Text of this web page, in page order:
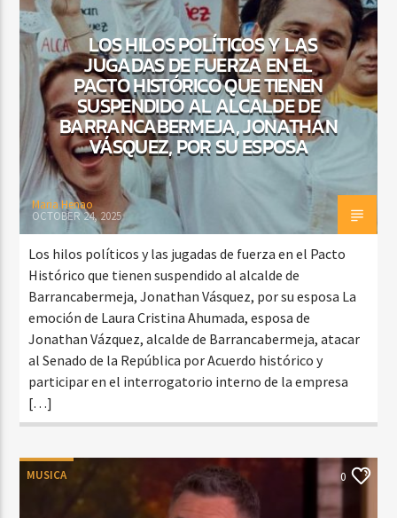
LOS HILOS POLÍTICOS Y LAS
JUGADAS DE FUERZA EN EL
PACTO HISTÓRICO QUE TIENEN
SUSPENDIDO AL ALCALDE DE
BARRANCABERMEJA, JONATHAN
VÁSQUEZ, POR SU ESPOSA
Maria Henao
OCTOBER 24, 2025
Los hilos políticos y las jugadas de fuerza en el Pacto
Histórico que tienen suspendido al alcalde de
Barrancabermeja, Jonathan Vásquez, por su esposa La
emoción de Laura Cristina Ahumada, esposa de
Jonathan Vázquez, alcalde de Barrancabermeja, atacar
al Senado de la República por Acuerdo histórico y
participar en el interrogatorio interno de la empresa
[…]
MUSICA 0